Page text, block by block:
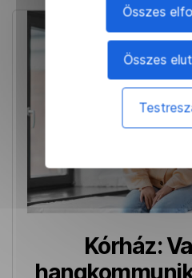
Összes
Összes
Kórház: